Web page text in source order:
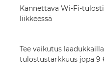
Kannettava Wi-Fi-
liikkeessä
Tee vaikutus
tulostustarkkuus jopa 9